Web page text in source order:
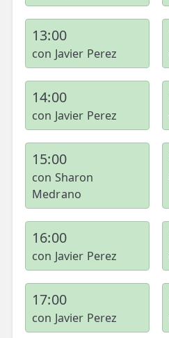
Lumbalgia
Ciática
Síndrome Piramidal
Tendinitis de Aquiles
13:00
con Javier Perez
14:00
con Javier Perez
15:00
con Sharon
Medrano
16:00
con Javier Perez
17:00
con Javier Perez